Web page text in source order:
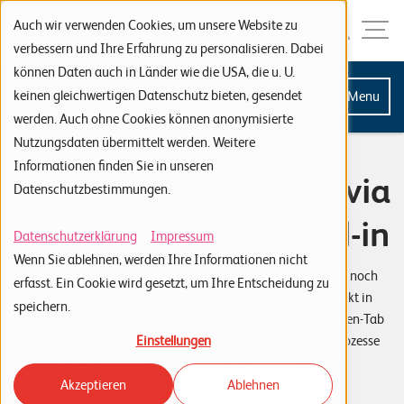
Auch wir verwenden Cookies, um unsere Website zu
verbessern und Ihre Erfahrung zu personalisieren. Dabei
können Daten auch in Länder wie die USA, die u. U.
keinen gleichwertigen Datenschutz bieten, gesendet
werden. Auch ohne Cookies können anonymisierte
Nutzungsdaten übermittelt werden. Weitere
Informationen finden Sie in unseren
Datenschutzbestimmungen.
Datenschutzerklärung
Impressum
Wenn Sie ablehnen, werden Ihre Informationen nicht
erfasst. Ein Cookie wird gesetzt, um Ihre Entscheidung zu
speichern.
Einstellungen
Akzeptieren Ablehnen
Zur Navigation
Zur Suche
Zum Inhalt
Menu
S
t
a
e
i
P
Menu
Dokumenterstellung via
Docugate Teams Add-in
Das Docugate Teams Add-in macht das SharePoint Plugin
noch
besser. Es ermöglicht die Erstellung von Dokumenten direkt in
Microsoft Teams. Die Nutzer finden viele Vorlagen im Dateien-Tab
der Teams-Kanäle. Diese Verbindung hilft dabei, Arbeitsprozesse
direkt in der Teams-Umgebung einfacher zu machen.